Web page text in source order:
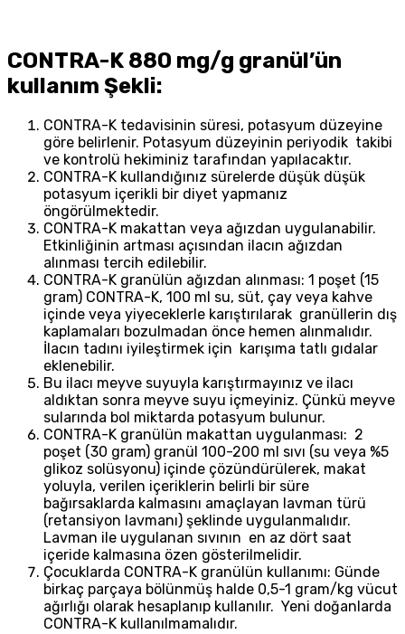
CONTRA-K 880 mg/g granül’ün
kullanım Şekli:
CONTRA-K tedavisinin süresi, potasyum düzeyine
göre belirlenir. Potasyum düzeyinin periyodik takibi
ve kontrolü hekiminiz tarafından yapılacaktır.
CONTRA-K kullandığınız sürelerde düşük düşük
potasyum içerikli bir diyet yapmanız
öngörülmektedir.
CONTRA-K makattan veya ağızdan uygulanabilir.
Etkinliğinin artması açısından ilacın ağızdan
alınması tercih edilebilir.
CONTRA-K granülün ağızdan alınması: 1 poşet (15
gram) CONTRA-K, 100 ml su, süt, çay veya kahve
içinde veya yiyeceklerle karıştırılarak granüllerin dış
kaplamaları bozulmadan önce hemen alınmalıdır.
İlacın tadını iyileştirmek için karışıma tatlı gıdalar
eklenebilir.
Bu ilacı meyve suyuyla karıştırmayınız ve ilacı
aldıktan sonra meyve suyu içmeyiniz. Çünkü meyve
sularında bol miktarda potasyum bulunur.
CONTRA-K granülün makattan uygulanması: 2
poşet (30 gram) granül 100-200 ml sıvı (su veya %5
glikoz solüsyonu) içinde çözündürülerek, makat
yoluyla, verilen içeriklerin belirli bir süre
bağırsaklarda kalmasını amaçlayan lavman türü
(retansiyon lavmanı) şeklinde uygulanmalıdır.
Lavman ile uygulanan sıvının en az dört saat
içeride kalmasına özen gösterilmelidir.
Çocuklarda CONTRA-K granülün kullanımı: Günde
birkaç parçaya bölünmüş halde 0,5-1 gram/kg vücut
ağırlığı olarak hesaplanıp kullanılır. Yeni doğanlarda
CONTRA-K kullanılmamalıdır.